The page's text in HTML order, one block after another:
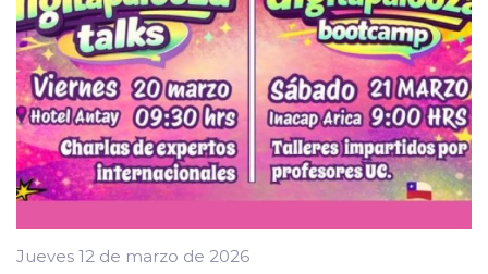
Jueves 12 de marzo de 2026